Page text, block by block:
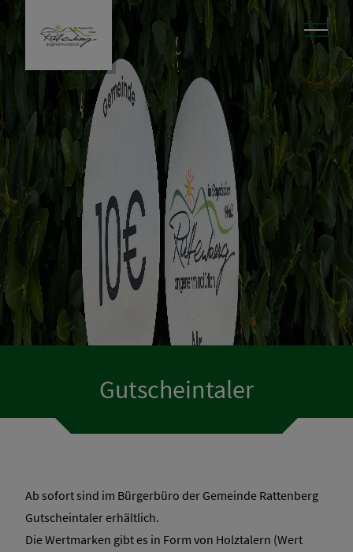
Aktuelles
Rathaus
Unser Ort
Tourismus & Freizeit
Gutscheine Rattenberg
Gutscheintaler
Ab sofort sind im Bürgerbüro der Gemeinde Rattenberg
Gutscheintaler erhältlich.
Die Wertmarken gibt es in Form von Holztalern (Wert